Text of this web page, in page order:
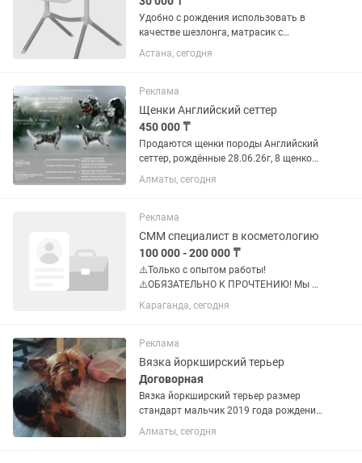
Удобно с рождения использовать в
качестве шезлонга, матрасик с
валиком специально для этого. Позже
как ребенок научится сидеть его
протирается влажной тряпкой и не...
Астана, сегодня
Реклама
Щенки Английский сеттер
450 000 ₸
Продаются щенки породы Английский
сеттер, рождённые 28.06.26г, 8 щенков-
5 мальчиков и 3 девочки, к моменту
продажи у щенков будут полный пакет
Алматы, сегодня
Реклама
СММ специалист в косметологию
100 000 - 200 000 ₸
⚠️Только с опытом работы!
⚠️ОБЯЗАТЕЛЬНО К ПРОЧТЕНИЮ! Мы в
поисках креативного смм специалиста
на постоянную работу, в
ОФИЦИАЛЬНОЕ ТРУДОУСТРОЙСТВО !!!
Свободный график...
Караганда, сегодня
Реклама
Вязка йоркширский терьер
Договорная
Вязка йоркширский терьер размер
стандарт мальчик 2019 года рождения,
с документами и родословной. В обмен
на щенка
Алматы, сегодня